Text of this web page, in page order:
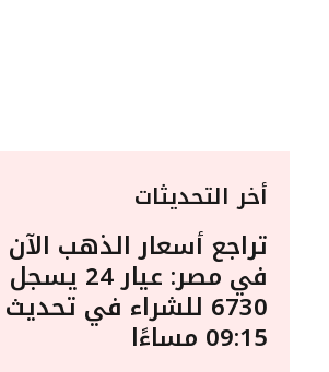
أخر التحديثات
تراجع أسعار الذهب الآن
في مصر: عيار 24 يسجل
6730 للشراء في تحديث
09:15 مساءًا